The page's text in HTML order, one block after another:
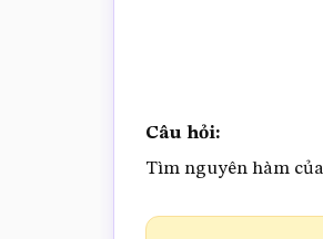
Câu hỏi:
Tìm nguyên hàm